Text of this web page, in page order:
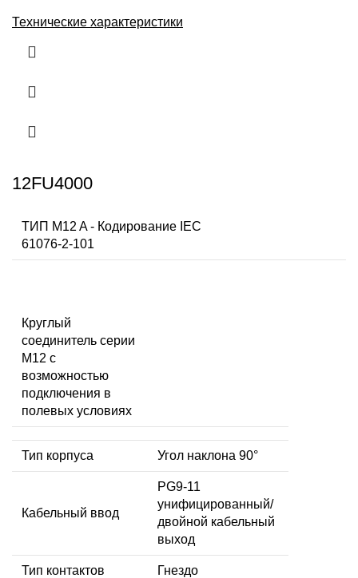
Технические характеристики
12FU4000
ТИП M12 A - Кодирование IEC
61076-2-101
Круглый
соединитель серии
M12 с
возможностью
подключения в
полевых условиях
Тип корпуса Угол наклона 90°
Кабельный ввод
PG9-11
унифицированный/
двойной кабельный
выход
Тип контактов Гнездо